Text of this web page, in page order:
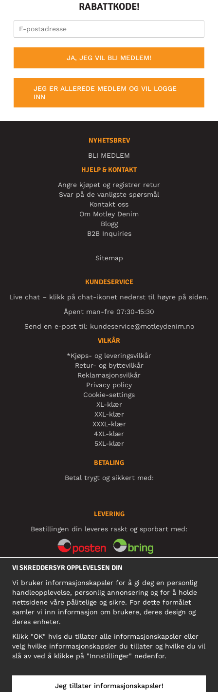
RABATTKODE!
JA, JEG VIL BLI MEDLEM!
JEG ER ALLEREDE MEDLEM OG VIL LOGGE
INN
NYHETSBREV
BLI MEDLEM
HJELP & KONTAKT
Angre kjøpet og registrer retur
Svar på de vanligste spørsmål
Kontakt oss
Om Motley Denim
Blogg
B2B Inquiries
Sitemap
KUNDESERVICE
Live chat – klikk på chat-ikonet nederst til høyre på siden.
Åpent man-fre 07:30-15:30
Send en e-post til: kundeservice@motleydenim.no
VILKÅR
*Kjøps- og leveringsvilkår
Retur- og byttevilkår
Reklamasjonsvilkår
Privacy policy
Cookie-settings
XL-klær
XXL-klær
XXXL-klær
4XL-klær
5XL-klær
BETALING
Betal trygt og sikkert med:
LEVERING
Bestillingen din leveres raskt og sporbart med:
SOSIALE MEDIER
BEDRIFT
911 891 581 MVA
NB! Ikke bruk denne adressen til å sende produkter i retur!
VI SKREDDERSYR OPPLEVELSEN DIN
Vi bruker informasjonskapsler for å gi deg en personlig
handleopplevelse, personlig annonsering og for å holde
nettsidene våre pålitelige og sikre. For dette formålet
samler vi inn informasjon om brukere, deres design og
deres enheter.
Klikk "OK" hvis du tillater alle informasjonskapsler eller
velg hvilke informasjonskapsler du tillater og hvilke du vil
slå av ved å klikke på "Innstillinger" nedenfor.
Jeg tillater informasjonskapsler!